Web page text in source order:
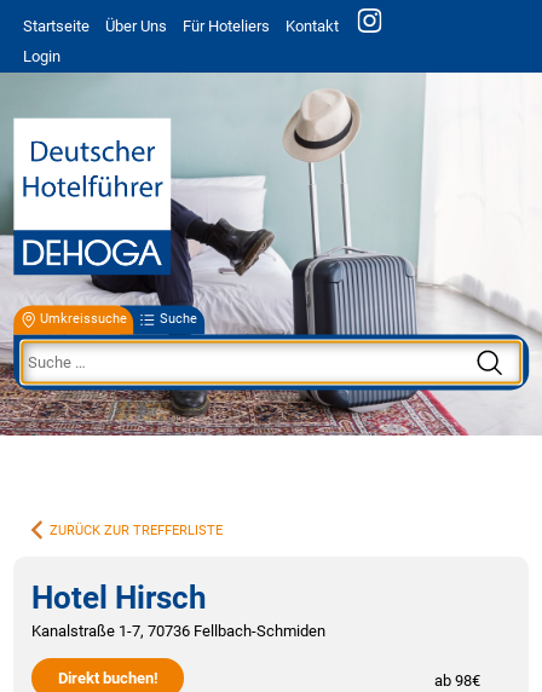
Startseite Über Uns Für Hoteliers
Kontakt
Login
Umkreissuche Suche
ZURÜCK ZUR TREFFERLISTE
Hotel Hirsch
Kanalstraße 1-7, 70736 Fellbach-Schmiden
Direkt buchen! ab 98€